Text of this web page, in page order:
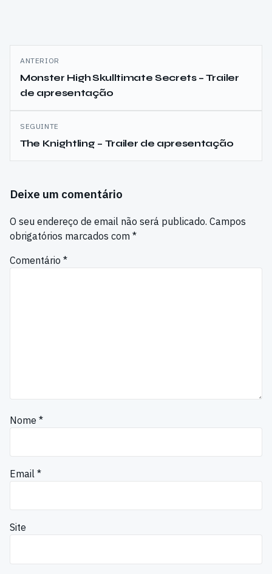
Navegação
de
artigos
ANTERIOR
Monster High Skulltimate Secrets – Trailer
de apresentação
SEGUINTE
The Knightling – Trailer de apresentação
Deixe um comentário
O seu endereço de email não será publicado. Campos
obrigatórios marcados com *
Comentário *
Nome *
Email *
Site